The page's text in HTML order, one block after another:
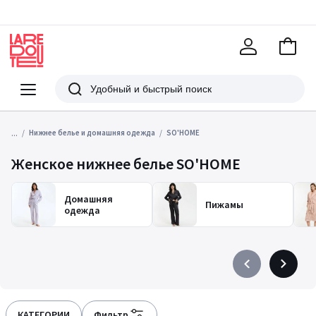
Меню
Redoute
Поиск
В
... Нижнее белье и домашняя одежда SO'HOME
Женское нижнее белье SO'HOME
Домашняя
одежда
Пижамы
PrécédentSuivant